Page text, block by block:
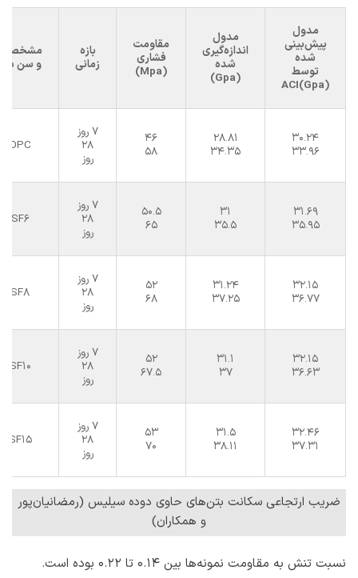
مدول
پیش‌بینی
شده
توسط
ACI(Gpa)
مدول
اندازه‌گیری
شده
(Gpa)
مقاومت
فشاری
(Mpa)
بازه
زمانی
و سن
30.24
33.96
28.81
34.35
46
58
7 روز
28
روز
OPC
31.69
35.95
31
35.5
50.5
65
7 روز
28
روز
SF6
32.15
36.77
31.24
37.25
52
68
7 روز
28
روز
SF8
32.15
36.63
31.1
37
52
67.5
7 روز
28
روز
SF10
32.46
37.31
31.5
38.11
53
70
7 روز
28
روز
SF15
ضریب ارتجاعی سکانت بتن‌های حاوی دوده سیلیس (رمضانیان‌پور
و همکاران)
نسبت تنش به مقاومت نمونه‌ها بین 0.14 تا 0.22 بوده است.